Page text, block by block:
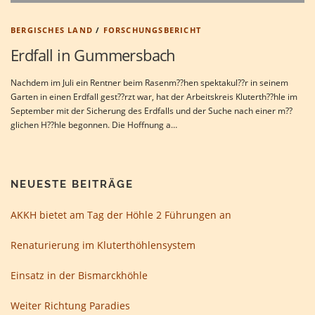
BERGISCHES LAND / FORSCHUNGSBERICHT
Erdfall in Gummersbach
Nachdem im Juli ein Rentner beim Rasenm??hen spektakul??r in seinem
Garten in einen Erdfall gest??rzt war, hat der Arbeitskreis Kluterth??hle im
September mit der Sicherung des Erdfalls und der Suche nach einer m??
glichen H??hle begonnen. Die Hoffnung a…
NEUESTE BEITRÄGE
AKKH bietet am Tag der Höhle 2 Führungen an
Renaturierung im Kluterthöhlensystem
Einsatz in der Bismarckhöhle
Weiter Richtung Paradies